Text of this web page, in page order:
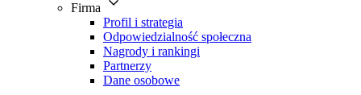
Firma
Profil i strategia
Odpowiedzialność społeczna
Nagrody i rankingi
Partnerzy
Dane osobowe